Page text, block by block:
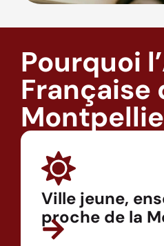
Pourquoi
Française
Ville jeune,
proche de la